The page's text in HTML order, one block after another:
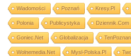
Wiadomości Poznań Kresy.pl
Polonia Publicystyka Dziennik.com
Goniec.net Globalizacja
Wolnemedia.net Mysl-Polska.pl